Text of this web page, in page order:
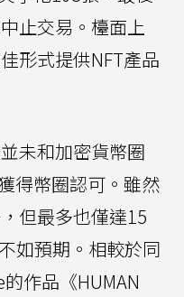
止交易。檯面上
形式提供NFT產品
未和加密貨幣圈
得幣圈認可。雖然
但最多也僅達15
如預期。相較於同
作品《HUMAN